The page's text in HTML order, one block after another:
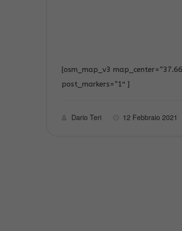
[osm_map_v3
post_markers=”1″ ]
Dario Teri 12 Febbraio 2021